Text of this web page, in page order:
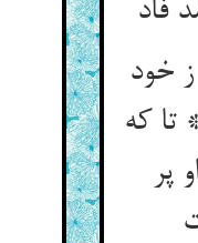
فاد
خود
که
پر